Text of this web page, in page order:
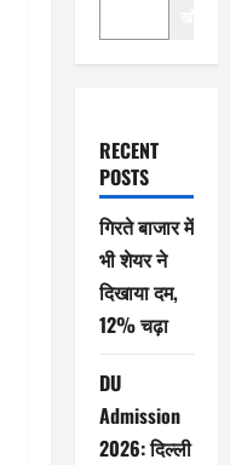
RECENT
POSTS
गिरते बाजार में
भी शेयर ने
दिखाया दम,
12% चढ़ा
DU
Admission
2026: दिल्ली